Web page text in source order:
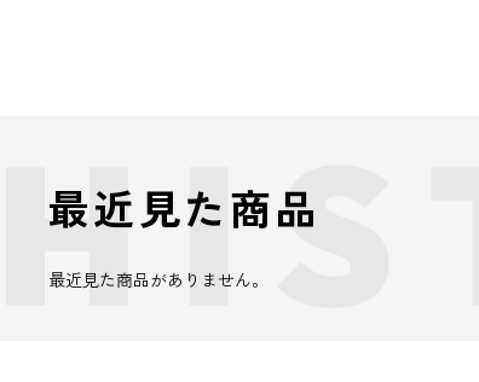
最近見た商品
最近見た商品がありません。